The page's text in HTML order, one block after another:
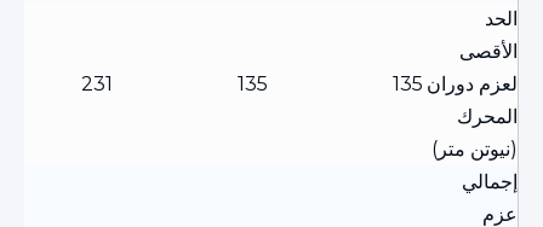
الحد
الأقصى
لعزم دوران
المحرك
(نيوتن متر)
135
135
231
إجمالي
عزم